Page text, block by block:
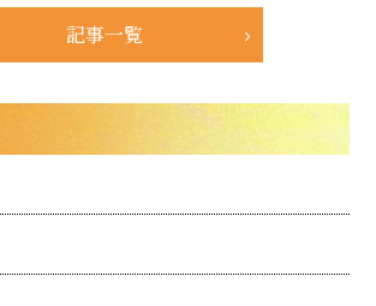
記事一覧